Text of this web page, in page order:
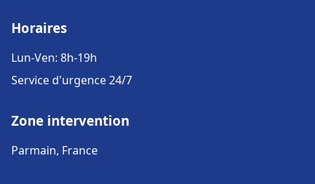
Horaires
Lun-Ven: 8h-19h
Service d'urgence 24/7
Zone intervention
Parmain, France